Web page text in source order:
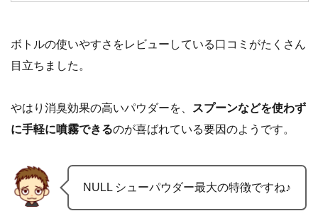
ボトルの使いやすさをレビューしている口コミがたくさん
目立ちました。
やはり消臭効果の高いパウダーを、
スプーンなどを使わず
に手軽に噴霧できるのが喜ばれている要因のようです。
NULL シューパウダー最大の特徴ですね♪